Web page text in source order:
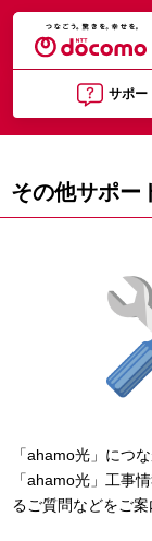
サポー
その他サポー
「ahamo光」につ
「ahamo光」工事
るご質問などをご案